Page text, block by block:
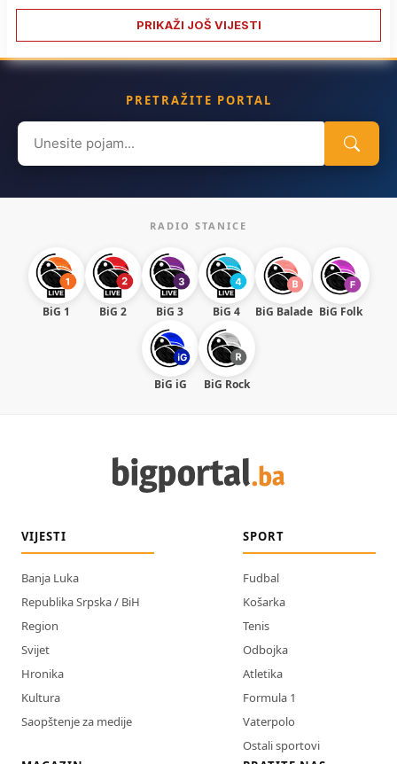
PRIKAŽI JOŠ VIJESTI
PRETRAŽITE PORTAL
Search
for:
RADIO STANICE
BiG 1 BiG 2 BiG 3 BiG 4 BiG Balade BiG Folk
BiG iG BiG Rock
VIJESTI
Banja Luka
Republika Srpska / BiH
Region
Svijet
Hronika
Kultura
Saopštenje za medije
SPORT
Fudbal
Košarka
Tenis
Odbojka
Atletika
Formula 1
Vaterpolo
Ostali sportovi